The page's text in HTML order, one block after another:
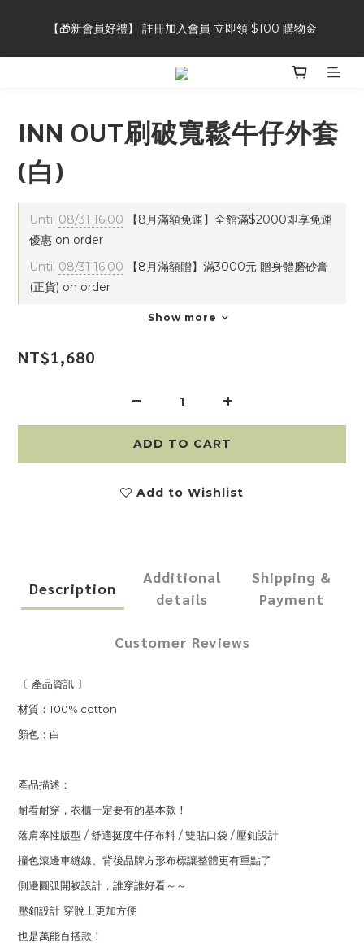
【🎁新會員好禮】 註冊加入會員 立即領 $100 購物金
【👥好友推薦獎勵】推薦好友加入會員，自己&好友都可獲得 $50
【⭐商品評論】完成商品評論，即可獲得 20 點會員點數
INN OUT刷破寬鬆牛仔外套
(白)
Until 08/31 16:00 【8月滿額免運】全館滿$2000即享免運
優惠 on order
Until 08/31 16:00 【8月滿額贈】滿3000元 贈身體磨砂膏
(正貨) on order
Show more
NT$1,680
ADD TO CART
Add to Wishlist
Description
Additional
details
Shipping &
Payment
Customer Reviews
〔 產品資訊 〕
材質：100% cotton
顏色：白
產品描述：
耐看耐穿，衣櫃一定要有的基本款！
落肩率性版型 / 舒適挺度牛仔布料 / 雙貼口袋 /壓釦設計
撞色滾邊車縫線、背後品牌方形布標讓整體更有重點了
側邊圓弧開衩設計， 誰穿誰好看～～
壓釦設計 穿脫上更加方便
也是萬能百搭款！